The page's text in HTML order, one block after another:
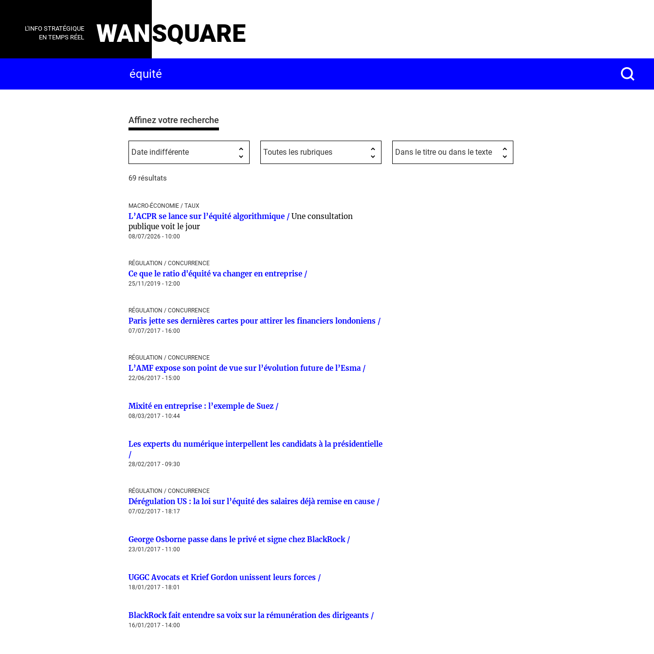
L'INFO STRATÉGIQUE
EN TEMPS RÉEL
WANSQUARE
Affinez votre recherche
69 résultats
MACRO-ÉCONOMIE / TAUX
L’ACPR se lance sur l’équité algorithmique / Une consultation
publique voit le jour
08/07/2026 - 10:00
RÉGULATION / CONCURRENCE
Ce que le ratio d'équité va changer en entreprise /
25/11/2019 - 12:00
RÉGULATION / CONCURRENCE
Paris jette ses dernières cartes pour attirer les financiers londoniens /
07/07/2017 - 16:00
RÉGULATION / CONCURRENCE
L’AMF expose son point de vue sur l’évolution future de l’Esma /
22/06/2017 - 15:00
Mixité en entreprise : l’exemple de Suez /
08/03/2017 - 10:44
Les experts du numérique interpellent les candidats à la présidentielle
/
28/02/2017 - 09:30
RÉGULATION / CONCURRENCE
Dérégulation US : la loi sur l’équité des salaires déjà remise en cause /
07/02/2017 - 18:17
George Osborne passe dans le privé et signe chez BlackRock /
23/01/2017 - 11:00
UGGC Avocats et Krief Gordon unissent leurs forces /
18/01/2017 - 18:01
BlackRock fait entendre sa voix sur la rémunération des dirigeants /
16/01/2017 - 14:00